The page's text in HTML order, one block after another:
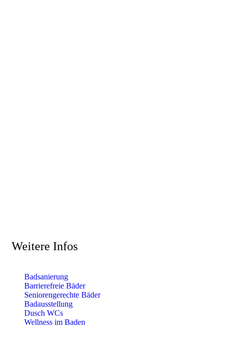
Weitere Infos
Badsanierung
Barrierefreie Bäder
Seniorengerechte Bäder
Badausstellung
Dusch WCs
Wellness im Baden